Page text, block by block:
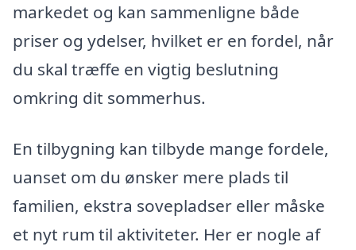
markedet og kan sammenligne både
priser og ydelser, hvilket er en fordel, når
du skal træffe en vigtig beslutning
omkring dit sommerhus.
En tilbygning kan tilbyde mange fordele,
uanset om du ønsker mere plads til
familien, ekstra sovepladser eller måske
et nyt rum til aktiviteter. Her er nogle af